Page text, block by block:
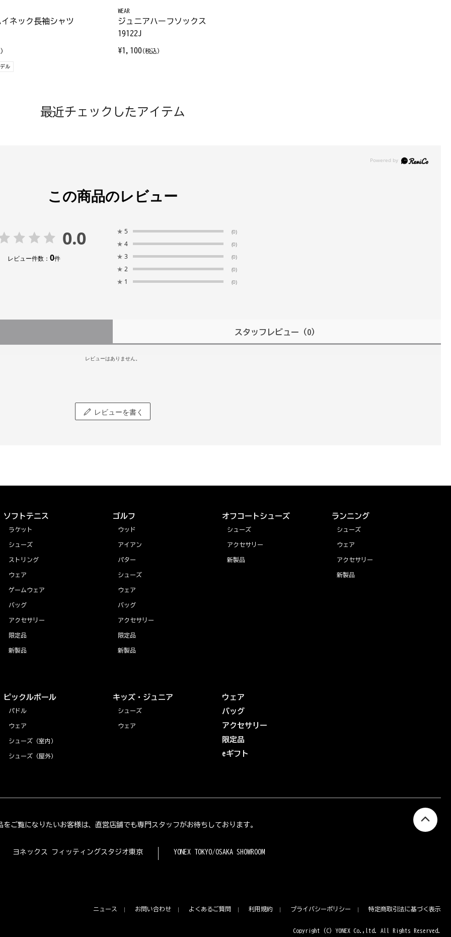
ネック長袖シャツ
ル
WEAR
ジュニアハーフソックス
19122J
¥1,100 (税込)
最近チェックしたアイテム
この商品のレビュー
0.0
レビュー件数： 0件
★ 5 (0)
★ 4 (0)
★ 3 (0)
★ 2 (0)
★ 1 (0)
スタッフレビュー （0）
レビューはありません。
レビューを書く
ソフトテニス
ラケット
シューズ
ストリング
ウェア
ゲームウェア
バッグ
アクセサリー
限定品
新製品
ゴルフ
ウッド
アイアン
パター
シューズ
ウェア
バッグ
アクセサリー
限定品
新製品
オフコートシューズ
シューズ
アクセサリー
新製品
ランニング
シューズ
ウェア
アクセサリー
新製品
ピックルボール
パドル
ウェア
シューズ（室内）
シューズ（屋外）
キッズ・ジュニア
シューズ
ウェア
ウェア
バッグ
アクセサリー
限定品
eギフト
をご覧になりたいお客様は、直営店舗でも専門スタッフがお待ちしております。
ヨネックス フィッティングスタジオ東京 YONEX TOKYO/OSAKA SHOWROOM
ニュース お問い合わせ よくあるご質問 利用規約 プライバシーポリシー 特定商取引法に基づく表示
Copyright (C) YONEX Co.,ltd. All Rights Reserved.